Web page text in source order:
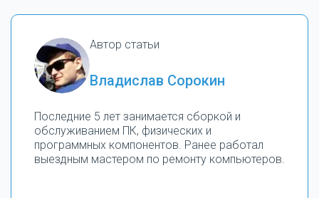
Автор статьи
Владислав Сорокин
Последние 5 лет занимается сборкой и
обслуживанием ПК, физических и
программных компонентов. Ранее работал
выездным мастером по ремонту компьютеров.